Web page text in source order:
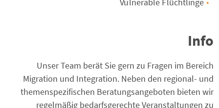
Info
Unser Team berät Sie gern zu Fragen im Bereich
Migration und Integration. Neben den regional- und
themenspezifischen Beratungsangeboten bieten wir
regelmäßig bedarfsgerechte Veranstaltungen zu